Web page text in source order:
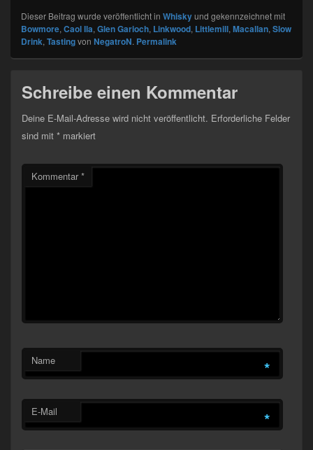
Dieser Beitrag wurde veröffentlicht in Whiskyund gekennzeichnet mit
Bowmore, Caol Ila, Glen Garioch, Linkwood, Littlemill, Macallan, Slow
Drink, Tastingvon NegatroN. Permalink
Schreibe einen Kommentar
Deine E-Mail-Adresse wird nicht veröffentlicht. Erforderliche Felder
sind mit * markiert
Kommentar*
Name *
E-Mail *